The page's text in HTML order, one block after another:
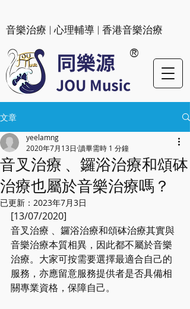
®
​音樂治療 | 心理輔導 | 香港音樂治療
文章
音叉治療 、鑼浴治療和頌砵
治療也屬於音樂治療嗎？
yeelamng
2020年7月13日 讀畢需時 1 分鐘
已更新： 2023年7月3日
[13/07/2020]
音叉治療 、鑼浴治療和頌砵治療其實與
音樂治療本質相異，因此都不屬於音樂
治療。大家可按需要選擇最適合自己的
服務，亦應留意服務提供者是否具備相
關專業資格，保障自己。